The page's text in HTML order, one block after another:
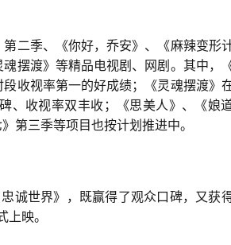
二季、《你好，乔安》、《麻辣变形计
摆渡》等精品电视剧、网剧。其中，
收视率第一的好成绩；《灵魂摆渡》
、收视率双丰收；《思美人》、《娘道
第三季等项目也按计划推进中。
诚世界》，既赢得了观众口碑，又获
上映。